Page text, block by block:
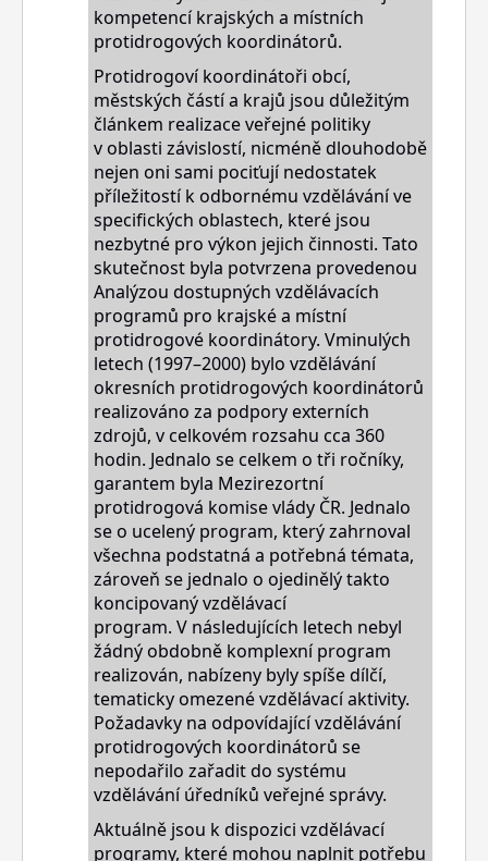
kompetencí krajských a místních
protidrogových koordinátorů.
Protidrogoví koordinátoři obcí,
městských částí a krajů jsou důležitým
článkem realizace veřejné politiky
v oblasti závislostí, nicméně dlouhodobě
nejen oni sami pociťují nedostatek
příležitostí k odbornému vzdělávání ve
specifických oblastech, které jsou
nezbytné pro výkon jejich činnosti. Tato
skutečnost byla potvrzena provedenou
Analýzou dostupných vzdělávacích
programů pro krajské a místní
protidrogové koordinátory. Vminulých
letech (1997–2000) bylo vzdělávání
okresních protidrogových koordinátorů
realizováno za podpory externích
zdrojů, v celkovém rozsahu cca 360
hodin. Jednalo se celkem o tři ročníky,
garantem byla Mezirezortní
protidrogová komise vlády ČR. Jednalo
se o ucelený program, který zahrnoval
všechna podstatná a potřebná témata,
zároveň se jednalo o ojedinělý takto
koncipovaný vzdělávací
program. V následujících letech nebyl
žádný obdobně komplexní program
realizován, nabízeny byly spíše dílčí,
tematicky omezené vzdělávací aktivity.
Požadavky na odpovídající vzdělávání
protidrogových koordinátorů se
nepodařilo zařadit do systému
vzdělávání úředníků veřejné správy.
Aktuálně jsou k dispozici vzdělávací
programy, které mohou naplnit potřebu